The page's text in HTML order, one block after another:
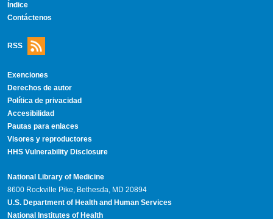
Índice
Contáctenos
RSS
Exenciones
Derechos de autor
Política de privacidad
Accesibilidad
Pautas para enlaces
Visores y reproductores
HHS Vulnerability Disclosure
National Library of Medicine
8600 Rockville Pike, Bethesda, MD 20894
U.S. Department of Health and Human Services
National Institutes of Health